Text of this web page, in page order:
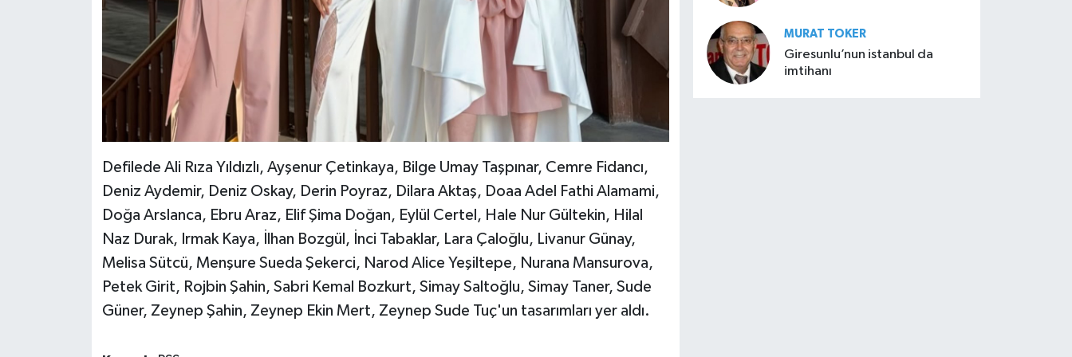
Defilede Ali Rıza Yıldızlı, Ayşenur Çetinkaya, Bilge Umay Taşpınar, Cemre Fidancı,
Deniz Aydemir, Deniz Oskay, Derin Poyraz, Dilara Aktaş, Doaa Adel Fathi Alamami,
Doğa Arslanca, Ebru Araz, Elif Şima Doğan, Eylül Certel, Hale Nur Gültekin, Hilal
Naz Durak, Irmak Kaya, İlhan Bozgül, İnci Tabaklar, Lara Çaloğlu, Livanur Günay,
Melisa Sütcü, Menşure Sueda Şekerci, Narod Alice Yeşiltepe, Nurana Mansurova,
Petek Girit, Rojbin Şahin, Sabri Kemal Bozkurt, Simay Saltoğlu, Simay Taner, Sude
Güner, Zeynep Şahin, Zeynep Ekin Mert, Zeynep Sude Tuç'un tasarımları yer aldı.
MURAT TOKER
Giresunlu’nun istanbul da
imtihanı